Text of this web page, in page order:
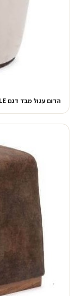
הדום עגול מבד דגם JUNGLE